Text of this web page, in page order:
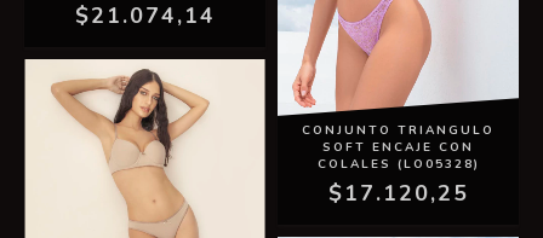
$21.074,14
CONJUNTO TRIANGULO
SOFT ENCAJE CON
COLALES (LO05328)
$17.120,25